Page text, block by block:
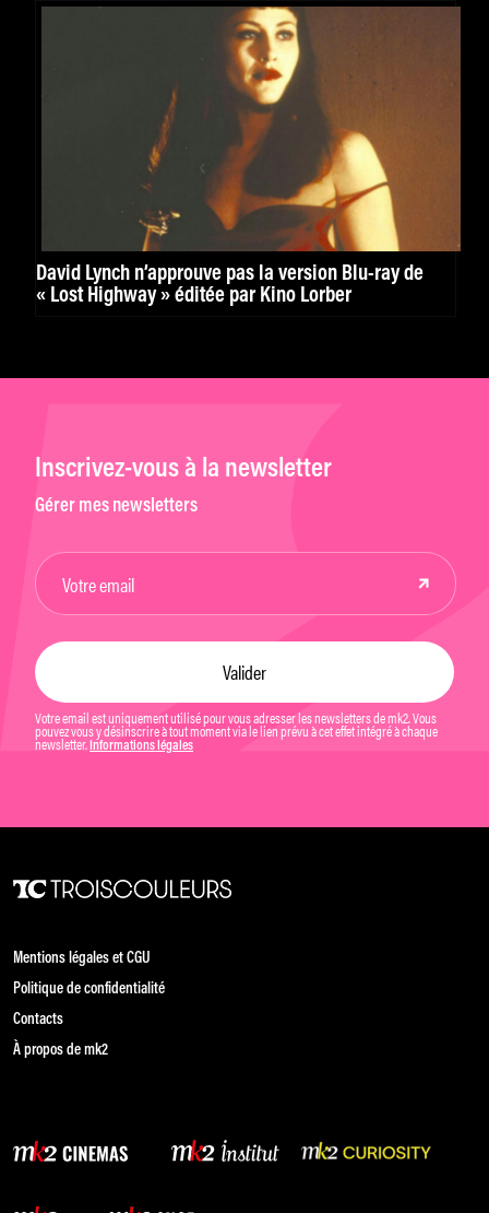
David Lynch n’approuve pas la version Blu-ray de
« Lost Highway » éditée par Kino Lorber
Inscrivez-vous à la newsletter
Gérer mes newsletters
Votre email est uniquement utilisé pour vous adresser les newsletters de mk2. Vous
pouvez vous y désinscrire à tout moment via le lien prévu à cet effet intégré à chaque
newsletter. Informations légales
Mentions légales et CGU
Politique de confidentialité
Contacts
À propos de mk2